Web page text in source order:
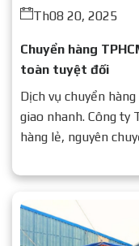
Th08 20, 2025
Chuyển hàng
toàn tuyệt đối
Dịch vụ chuyển
giao nhanh. Công ty
hàng lẻ, nguyên